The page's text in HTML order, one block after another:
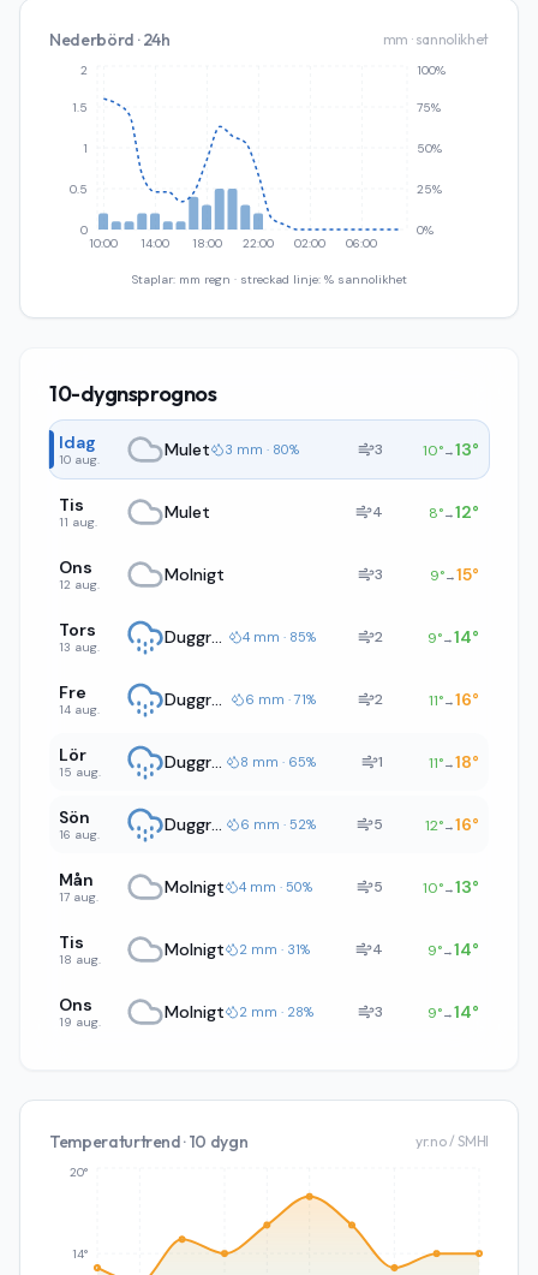
Nederbörd · 24h mm · sannolikhet
10:00 14:00 18:00 22:00 02:00 06:00
0
0.5
1
1.5
2
0%
25%
50%
75%
100%
Staplar: mm regn · streckad linje: % sannolikhet
10-dygnsprognos
Idag
10 aug. Mulet 3 mm · 80% 3 10°→13°
Tis
11 aug. Mulet 4 8°→12°
Ons
12 aug. Molnigt 3 9°→15°
Tors
13 aug. Duggregn 4 mm · 85% 2 9°→14°
Fre
14 aug. Duggregn 6 mm · 71% 2 11°→16°
Lör
15 aug. Duggregn 8 mm · 65% 1 11°→18°
Sön
16 aug. Duggregn 6 mm · 52% 5 12°→16°
Mån
17 aug. Molnigt 4 mm · 50% 5 10°→13°
Tis
18 aug. Molnigt 2 mm · 31% 4 9°→14°
Ons
19 aug. Molnigt 2 mm · 28% 3 9°→14°
Temperaturtrend · 10 dygn yr.no / SMHI
14°
20°